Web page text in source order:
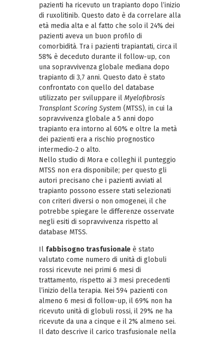
pazienti ha ricevuto un trapianto dopo l’inizio
di ruxolitinib. Questo dato è da correlare alla
età media alta e al fatto che solo il 24% dei
pazienti aveva un buon profilo di
comorbidità. Tra i pazienti trapiantati, circa il
58% è deceduto durante il follow-up, con
una sopravvivenza globale mediana dopo
trapianto di 3,7 anni. Questo dato è stato
confrontato con quello del database
utilizzato per sviluppare il Myelofibrosis
Transplant Scoring System (MTSS), in cui la
sopravvivenza globale a 5 anni dopo
trapianto era intorno al 60% e oltre la metà
dei pazienti era a rischio prognostico
intermedio‑2 o alto.
Nello studio di Mora e colleghi il punteggio
MTSS non era disponibile; per questo gli
autori precisano che i pazienti avviati al
trapianto possono essere stati selezionati
con criteri diversi o non omogenei, il che
potrebbe spiegare le differenze osservate
negli esiti di sopravvivenza rispetto al
database MTSS.
Il fabbisogno trasfusionale è stato
valutato come numero di unità di globuli
rossi ricevute nei primi 6 mesi di
trattamento, rispetto ai 3 mesi precedenti
l’inizio della terapia. Nei 594 pazienti con
almeno 6 mesi di follow-up, il 69% non ha
ricevuto unità di globuli rossi, il 29% ne ha
ricevute da una a cinque e il 2% almeno sei.
Il dato descrive il carico trasfusionale nella